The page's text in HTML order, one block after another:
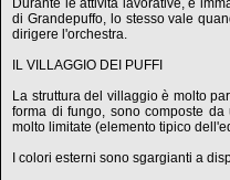
Durante le attività lavorative, è
di Grandepuffo, lo stesso vale
dirigere l'orchestra.
IL VILLAGGIO DEI PUFFI
La struttura del villaggio è molto
forma di fungo, sono composte
molto limitate (elemento tipico
I colori esterni sono sgargianti a